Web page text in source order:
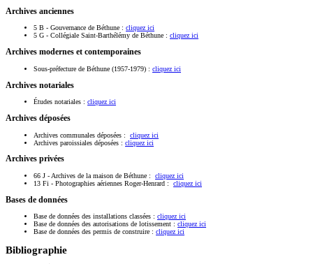
Archives anciennes
5 B - Gouvernance de Béthune : cliquez ici
5 G - Collégiale Saint-Barthélémy de Béthune : cliquez ici
Archives modernes et contemporaines
Sous-préfecture de Béthune (1957-1979) : cliquez ici
Archives notariales
Études notariales : cliquez ici
Archives déposées
Archives communales déposées : cliquez ici
Archives paroissiales déposées : cliquez ici
Archives privées
66 J - Archives de la maison de Béthune : cliquez ici
13 Fi - Photographies aériennes Roger-Henrard : cliquez ici
Bases de données
Base de données des installations classées : cliquez ici
Base de données des autorisations de lotissement : cliquez ici
Base de données des permis de construire : cliquez ici
Bibliographie